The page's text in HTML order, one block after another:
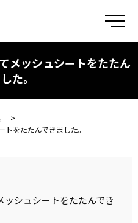
メ
メッシュシートをたたん
た。
をたたんできました。
シュシートをたたんでき